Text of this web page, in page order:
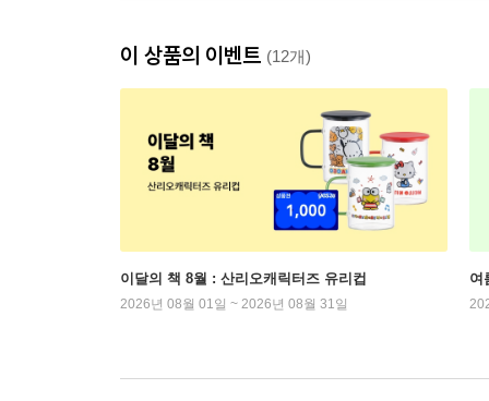
이 상품의 이벤트 (12개)
이달의 책 8월 : 산리오캐릭터즈 유리컵
2026년 08월 01일 ~ 2026년 08월 31일
여